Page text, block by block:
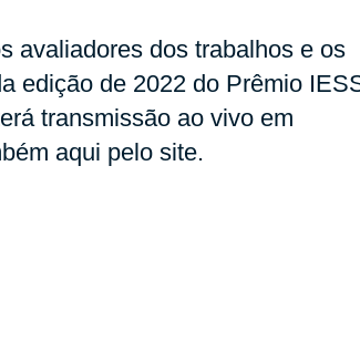
avaliadores dos trabalhos e os
edição de 2022 do Prêmio
transmissão ao vivo em
aqui pelo site.